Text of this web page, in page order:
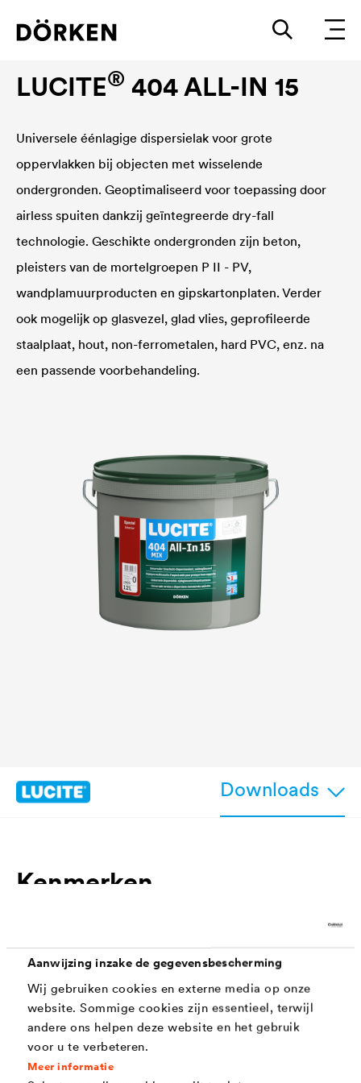
Aanwijzing inzake de gegevensbescherming
Wij gebruiken cookies en externe media op onze
website. Sommige cookies zijn essentieel, terwijl
andere ons helpen deze website en het gebruik
voor u te verbeteren.
Meer informatie
LUCITE® 404 ALL-IN 15
Universele éénlagige dispersielak voor grote
oppervlakken bij objecten met wisselende
ondergronden. Geoptimaliseerd voor toepassing door
airless spuiten dankzij geïntegreerde dry-fall
technologie. Geschikte ondergronden zijn beton,
pleisters van de mortelgroepen P II - PV,
wandplamuurproducten en gipskartonplaten. Verder
ook mogelijk op glasvezel, glad vlies, geprofileerde
staalplaat, hout, non-ferrometalen, hard PVC, enz. na
een passende voorbehandeling.
Downloads
Kenmerken
Reinigbaar en krasbestendig
Hoogwaardig alternatief voor latexverf of
muurlakken
Eenvoudige en tijdbesparende verwerking met
rol, borstel of airless spuitmethode